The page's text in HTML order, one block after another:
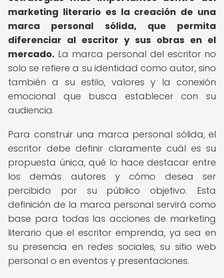
marketing literario es la creación de una
marca personal sólida, que permita
diferenciar al escritor y sus obras en el
mercado. La marca personal del escritor no
solo se refiere a su identidad como autor, sino
también a su estilo, valores y la conexión
emocional que busca establecer con su
audiencia.
Para construir una marca personal sólida, el
escritor debe definir claramente cuál es su
propuesta única, qué lo hace destacar entre
los demás autores y cómo desea ser
percibido por su público objetivo. Esta
definición de la marca personal servirá como
base para todas las acciones de marketing
literario que el escritor emprenda, ya sea en
su presencia en redes sociales, su sitio web
personal o en eventos y presentaciones.